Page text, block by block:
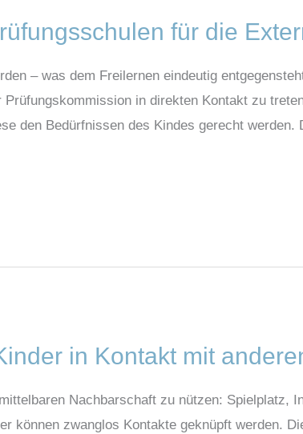
für die
– was dem Freilernen eindeutig
in direkten Kontakt zu
den Bedürfnissen des Kindes gerecht werden.
in Kontakt mit
Nachbarschaft zu nützen: Spielplatz,
können zwanglos Kontakte geknüpft werden.